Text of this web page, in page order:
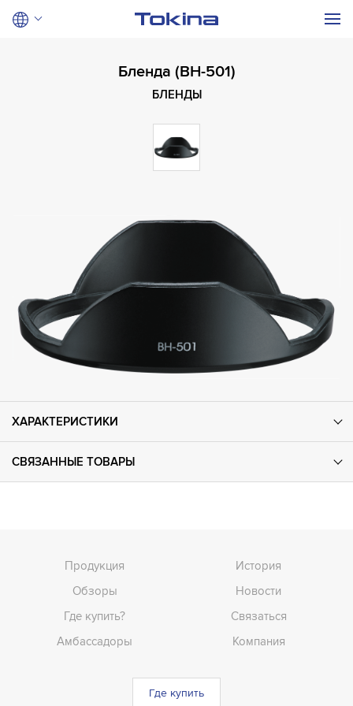
Бленда (BH-501)
БЛЕНДЫ
ХАРАКТЕРИСТИКИ
СВЯЗАННЫЕ ТОВАРЫ
Продукция
Обзоры
Где купить?
Амбассадоры
История
Новости
Связаться
Компания
Где купить